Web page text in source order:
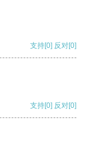
支持[0] 反对[0]
支持[0] 反对[0]